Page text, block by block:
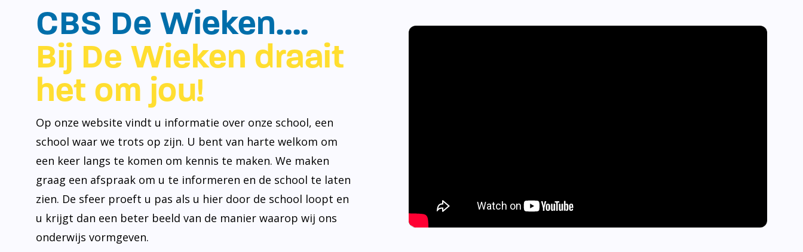
CBS De Wieken….
Bij De Wieken draait
het om jou!
Op onze website vindt u informatie over onze school, een
school waar we trots op zijn. U bent van harte welkom om
een keer langs te komen om kennis te maken. We maken
graag een afspraak om u te informeren en de school te laten
zien. De sfeer proeft u pas als u hier door de school loopt en
u krijgt dan een beter beeld van de manier waarop wij ons
onderwijs vormgeven.